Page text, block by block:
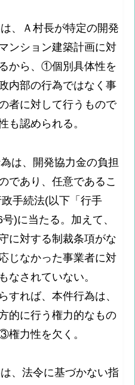
、Ａ村長が特定の開発
ンション建築計画に対
から、①個別具体性を
内部の行為ではなく事
者に対して行うもので
も認められる。
、開発協力金の負担
であり、任意であるこ
手続法(以下「行手
)に当たる。加えて、
に対する制裁条項がな
じなかった事業者に対
なされていない。
れば、本件行為は、
的に行う権力的なもの
権力性を欠く。
法令に基づかない指